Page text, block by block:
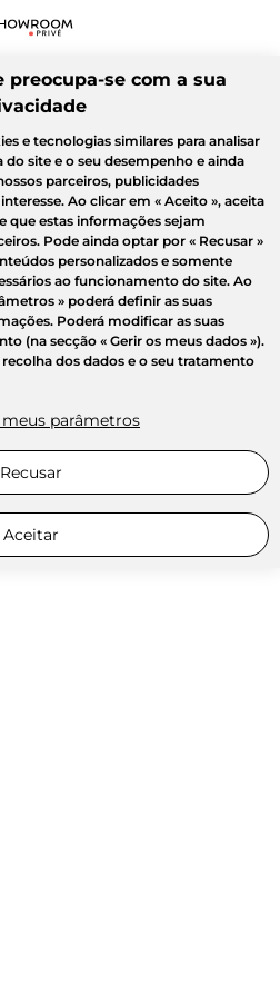
se com a sua
e tecnologias similares para analisar
site e o seu desempenho e ainda
parceiros, publicidades
Ao clicar em « Aceito », aceita
que estas informações sejam
Pode ainda optar por « Recusar »
personalizados e somente
ao funcionamento do site. Ao
» poderá definir as suas
Poderá modificar as suas
(na secção « Gerir os meus dados »).
dos dados e o seu tratamento
parâmetros
Recusar
Aceitar